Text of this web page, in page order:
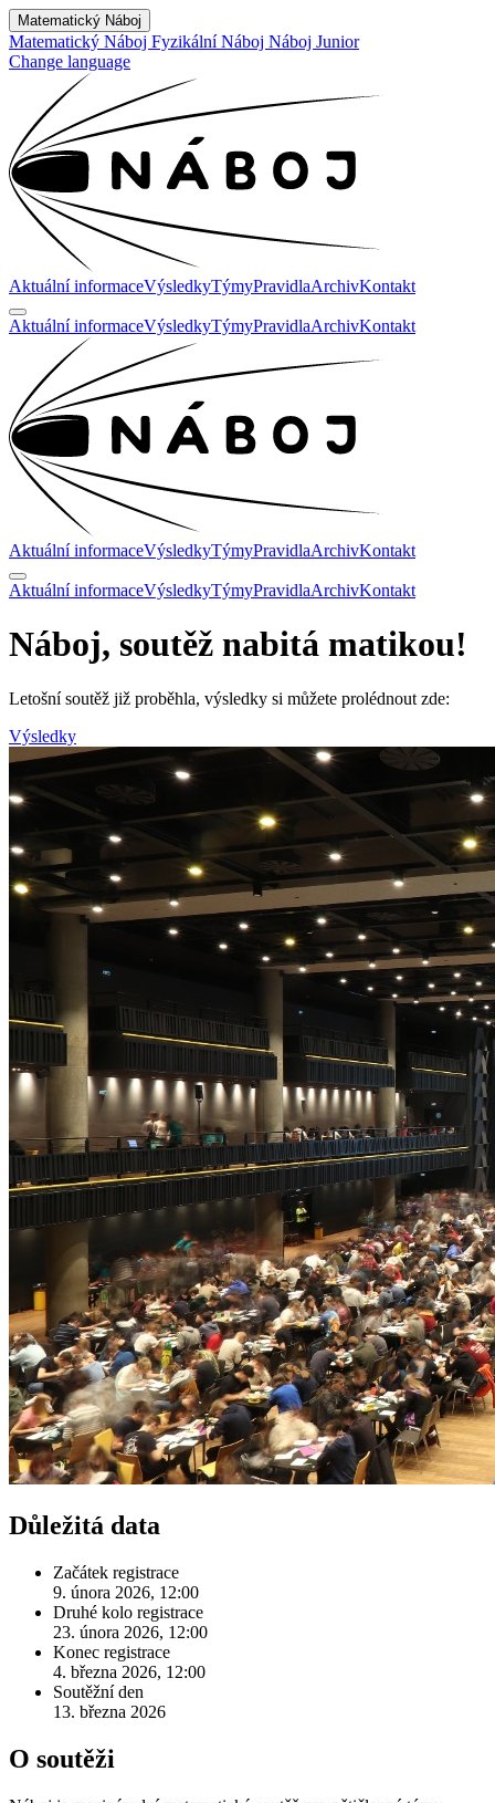
Matematický Náboj
Matematický Náboj Fyzikální Náboj Náboj Junior
Change language
Aktuální informaceVýsledkyTýmyPravidlaArchivKontakt
Aktuální informaceVýsledkyTýmyPravidlaArchivKontakt
Aktuální informaceVýsledkyTýmyPravidlaArchivKontakt
Aktuální informaceVýsledkyTýmyPravidlaArchivKontakt
Náboj, soutěž nabitá matikou!
Letošní soutěž již proběhla, výsledky si můžete prolédnout zde:
Výsledky
Důležitá data
Začátek registrace
9. února 2026, 12:00
Druhé kolo registrace
23. února 2026, 12:00
Konec registrace
4. března 2026, 12:00
Soutěžní den
13. března 2026
O soutěži